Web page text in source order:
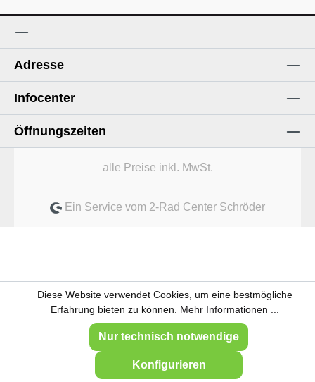
Adresse
Infocenter
Öffnungszeiten
alle Preise inkl. MwSt.
Ein Service vom 2-Rad Center Schröder
Diese Website verwendet Cookies, um eine bestmögliche
Erfahrung bieten zu können. Mehr Informationen ...
Nur technisch notwendige
Konfigurieren